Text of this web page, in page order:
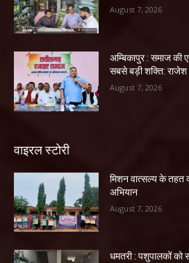
August 7, 2026
अम्बिकापुर : समाज की
सबसे बड़ी शक्ति:
August 7, 2026
वाइरल स्टोरी
मिशन वात्सल्य के तहत
अभियान
August 7, 2026
धमतरी : पशुपालकों को